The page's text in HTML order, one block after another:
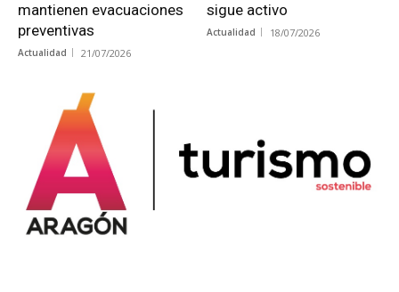
mantienen evacuaciones
preventivas
Actualidad 21/07/2026
sigue activo
Actualidad 18/07/2026